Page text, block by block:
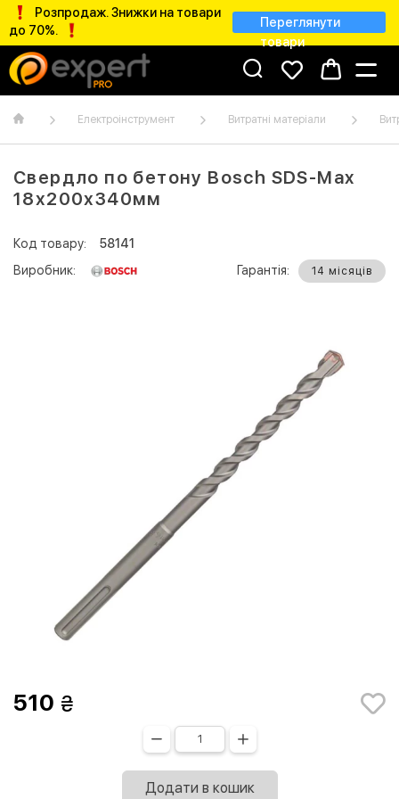
Розпродаж. Знижки на товари
до 70%.
Переглянути
товари
Електроінструмент Витратні матеріали
Свердло по бетону Bosch SDS-Max
18х200х340мм
Код товару:
58141
Виробник:
Гарантія: 14 місяців
510
Додати в кошик